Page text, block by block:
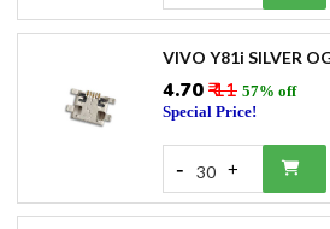
VIVO Y81i SILVER
₹4.70₹ 11 57% off
Special Price!
- 30 +